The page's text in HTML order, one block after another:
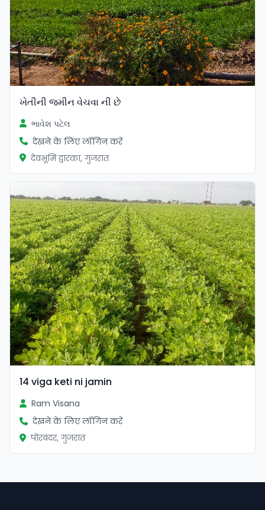
ખેતીની જમીન વેચવા ની છે
ભાવેશ પટેલ
देखने के लिए लॉगिन करें
देवभूमि द्वारका, गुजरात
14 viga keti ni jamin
Ram Visana
देखने के लिए लॉगिन करें
पोरबंदर, गुजरात